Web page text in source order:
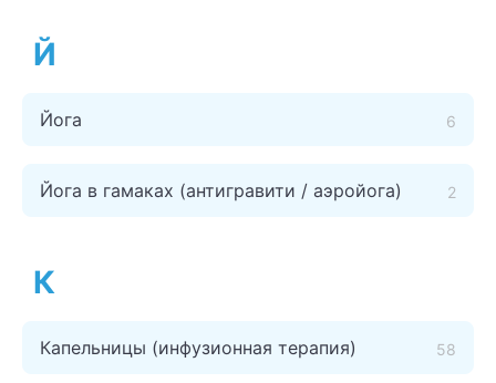
Й
Йога 6
Йога в гамаках (антигравити / аэройога) 2
К
Капельницы (инфузионная терапия) 58